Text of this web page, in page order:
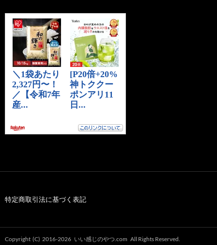
特定商取引法に基づく表記
Copyright (C) 2016-2026 いい感じのやつ.com All Rights Reserved.